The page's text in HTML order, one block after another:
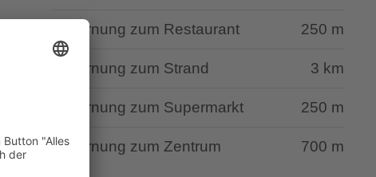
Entfernung zum Restaurant 250 m
Entfernung zum Strand 3 km
Entfernung zum Supermarkt 250 m
Entfernung zum Zentrum 700 m